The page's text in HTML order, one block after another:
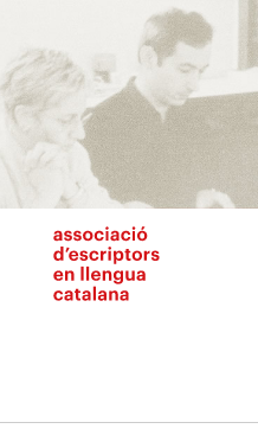
contingut